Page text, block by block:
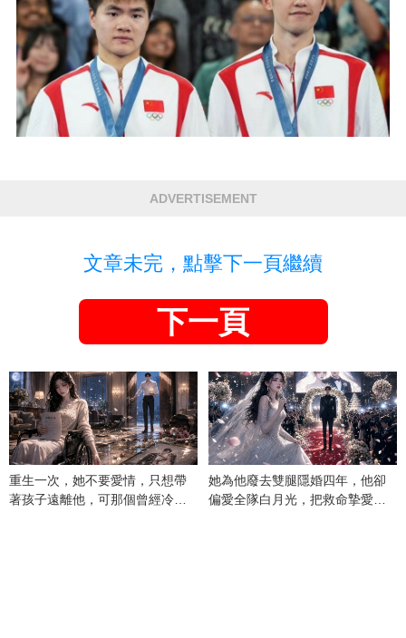
ADVERTISEMENT
文章未完，點擊下一頁繼續
下一頁
重生一次，她不要愛情，只想帶
著孩子遠離他，可那個曾經冷漠
她為他廢去雙腿隱婚四年，他卻
偏愛全隊白月光，把救命摯愛當